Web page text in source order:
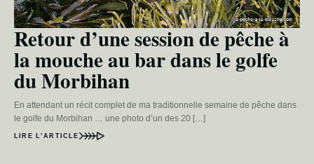
Retour d’une session de pêche à
la mouche au bar dans le golfe
du Morbihan
En attendant un récit complet de ma traditionnelle semaine de pêche dans
le golfe du Morbihan … une photo d’un des 20 […]
LIRE L’ARTICLE